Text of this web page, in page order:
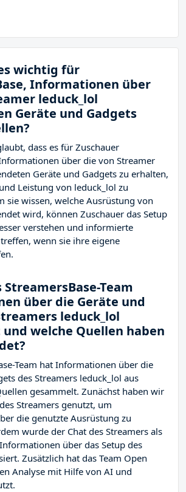
wichtig für
Informationen über
leduck_lol
Geräte und Gadgets
dass es für Zuschauer
über die von Streamer
Geräte und Gadgets zu erhalten,
Leistung von leduck_lol zu
sie wissen, welche Ausrüstung von
wird, können Zuschauer das Setup
verstehen und informierte
wenn sie ihre eigene
Team
über die Geräte und
leduck_lol
welche Quellen haben
Team hat Informationen über die
des Streamers leduck_lol aus
gesammelt. Zunächst haben wir
Streamers genutzt, um
die genutzte Ausrüstung zu
wurde der Chat des Streamers als
über das Setup des
Zusätzlich hat das Team Open
Analyse mit Hilfe von AI und